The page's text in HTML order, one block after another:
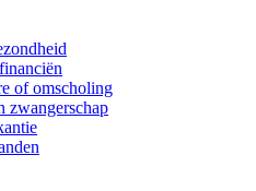
of omscholing
zwangerschap